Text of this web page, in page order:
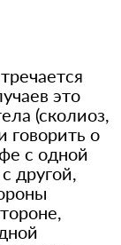
это
(сколиоз,
говорить о
с одной
другой,